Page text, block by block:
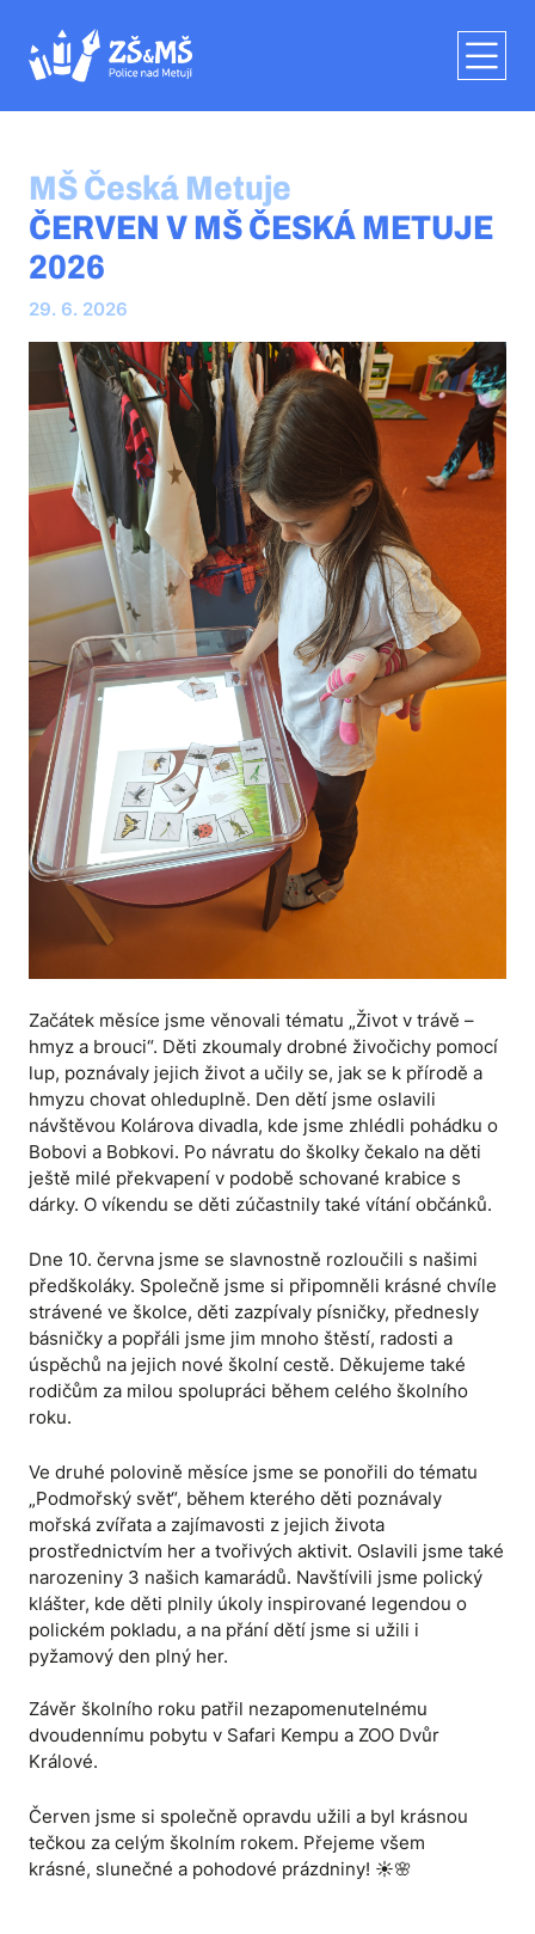
MŠ Česká Metuje
ČERVEN V MŠ ČESKÁ METUJE
2026
29. 6. 2026
Začátek měsíce jsme věnovali tématu „Život v trávě –
hmyz a brouci“. Děti zkoumaly drobné živočichy pomocí
lup, poznávaly jejich život a učily se, jak se k přírodě a
hmyzu chovat ohleduplně. Den dětí jsme oslavili
návštěvou Kolárova divadla, kde jsme zhlédli pohádku o
Bobovi a Bobkovi. Po návratu do školky čekalo na děti
ještě milé překvapení v podobě schované krabice s
dárky. O víkendu se děti zúčastnily také vítání občánků.
Dne 10. června jsme se slavnostně rozloučili s našimi
předškoláky. Společně jsme si připomněli krásné chvíle
strávené ve školce, děti zazpívaly písničky, přednesly
básničky a popřáli jsme jim mnoho štěstí, radosti a
úspěchů na jejich nové školní cestě. Děkujeme také
rodičům za milou spolupráci během celého školního
roku.
Ve druhé polovině měsíce jsme se ponořili do tématu
„Podmořský svět“, během kterého děti poznávaly
mořská zvířata a zajímavosti z jejich života
prostřednictvím her a tvořivých aktivit. Oslavili jsme také
narozeniny 3 našich kamarádů. Navštívili jsme polický
klášter, kde děti plnily úkoly inspirované legendou o
polickém pokladu, a na přání dětí jsme si užili i
pyžamový den plný her.
Závěr školního roku patřil nezapomenutelnému
dvoudennímu pobytu v Safari Kempu a ZOO Dvůr
Králové.
Červen jsme si společně opravdu užili a byl krásnou
tečkou za celým školním rokem. Přejeme všem
krásné, slunečné a pohodové prázdniny! ☀️🌸